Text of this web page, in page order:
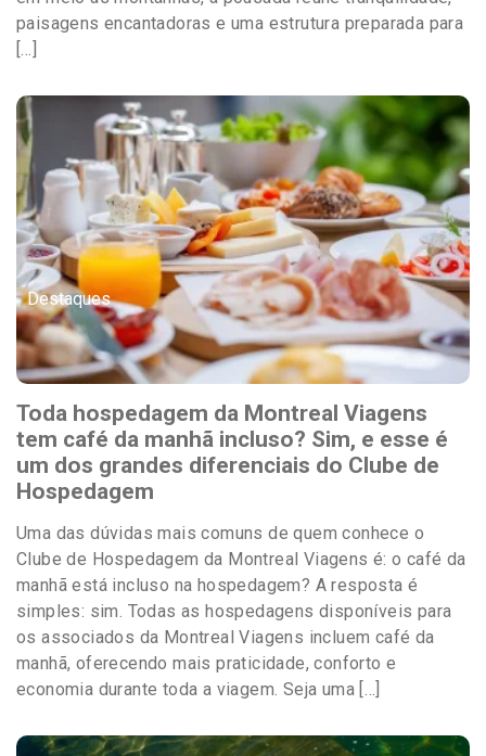
paisagens encantadoras e uma estrutura preparada para
[…]
Destaques
Toda hospedagem da Montreal Viagens
tem café da manhã incluso? Sim, e esse é
um dos grandes diferenciais do Clube de
Hospedagem
Uma das dúvidas mais comuns de quem conhece o
Clube de Hospedagem da Montreal Viagens é: o café da
manhã está incluso na hospedagem? A resposta é
simples: sim. Todas as hospedagens disponíveis para
os associados da Montreal Viagens incluem café da
manhã, oferecendo mais praticidade, conforto e
economia durante toda a viagem. Seja uma […]